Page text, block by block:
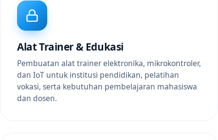
Alat Trainer & Edukasi
Pembuatan alat trainer elektronika, mikrokontroler,
dan IoT untuk institusi pendidikan, pelatihan
vokasi, serta kebutuhan pembelajaran mahasiswa
dan dosen.